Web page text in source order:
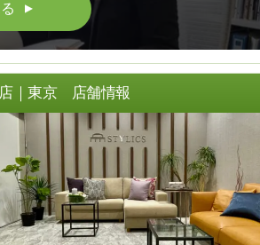
▲
｜東京 店舗情報